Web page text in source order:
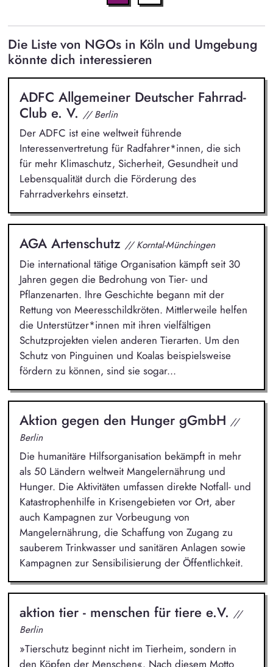
Die Liste von NGOs in Köln und Umgebung
könnte dich interessieren
ADFC Allgemeiner Deutscher Fahrrad-
Club e. V. // Berlin
Der ADFC ist eine weltweit führende
Interessenvertretung für Radfahrer*innen, die sich
für mehr Klimaschutz, Sicherheit, Gesundheit und
Lebensqualität durch die Förderung des
Fahrradverkehrs einsetzt.
AGA Artenschutz // Korntal-Münchingen
Die international tätige Organisation kämpft seit 30
Jahren gegen die Bedrohung von Tier- und
Pflanzenarten. Ihre Geschichte begann mit der
Rettung von Meeresschildkröten. Mittlerweile helfen
die Unterstützer*innen mit ihren vielfältigen
Schutzprojekten vielen anderen Tierarten. Um den
Schutz von Pinguinen und Koalas beispielsweise
fördern zu können, sind sie sogar...
Aktion gegen den Hunger gGmbH //
Berlin
Die humanitäre Hilfsorganisation bekämpft in mehr
als 50 Ländern weltweit Mangelernährung und
Hunger. Die Aktivitäten umfassen direkte Notfall- und
Katastrophenhilfe in Krisengebieten vor Ort, aber
auch Kampagnen zur Vorbeugung von
Mangelernährung, die Schaffung von Zugang zu
sauberem Trinkwasser und sanitären Anlagen sowie
Kampagnen zur Sensibilisierung der Öffentlichkeit.
aktion tier - menschen für tiere e.V. //
Berlin
»Tierschutz beginnt nicht im Tierheim, sondern in
den Köpfen der Menschen«. Nach diesem Motto